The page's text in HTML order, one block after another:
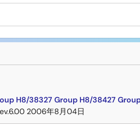
H8/38327 Group H8/38427
2006年8月04日